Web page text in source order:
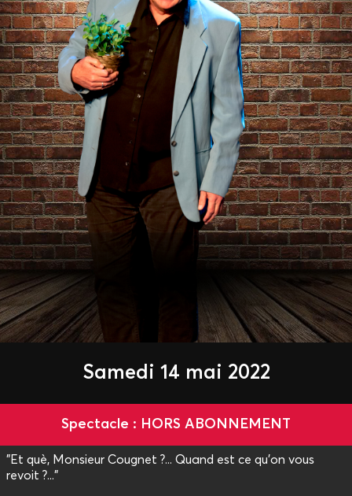
Samedi 14 mai 2022
Spectacle : HORS ABONNEMENT
"Et què, Monsieur Cougnet ?... Quand est ce qu'on vous
revoit ?..."